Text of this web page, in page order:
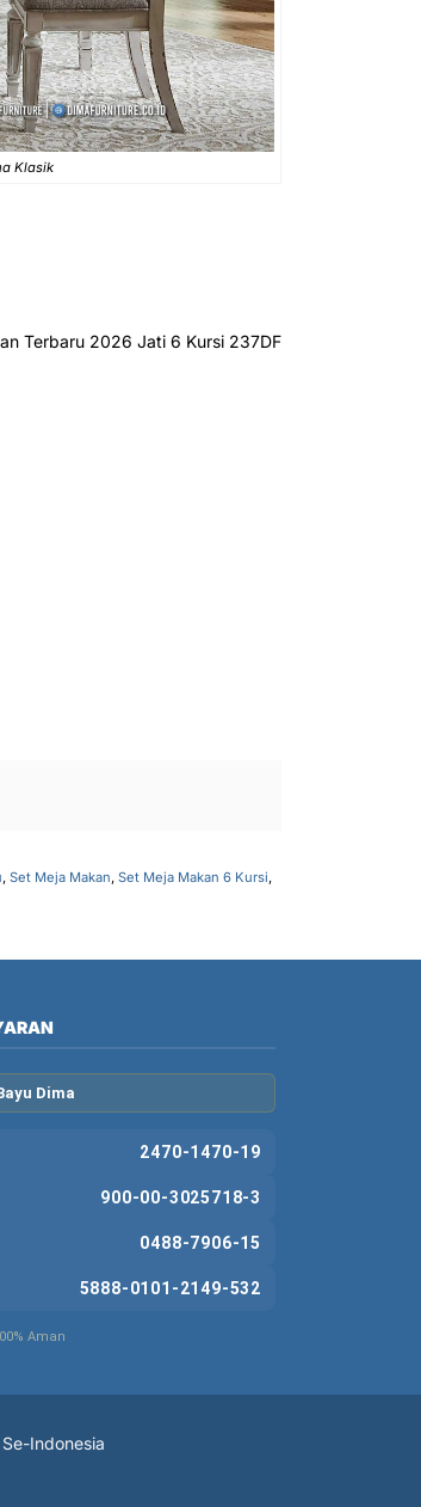
Klasik
, Set Meja Makan, Set Meja Makan 6 Kursi,
Dima
2470-1470-19
900-00-3025718-3
0488-7906-15
5888-0101-2149-532
Aman
Indonesia